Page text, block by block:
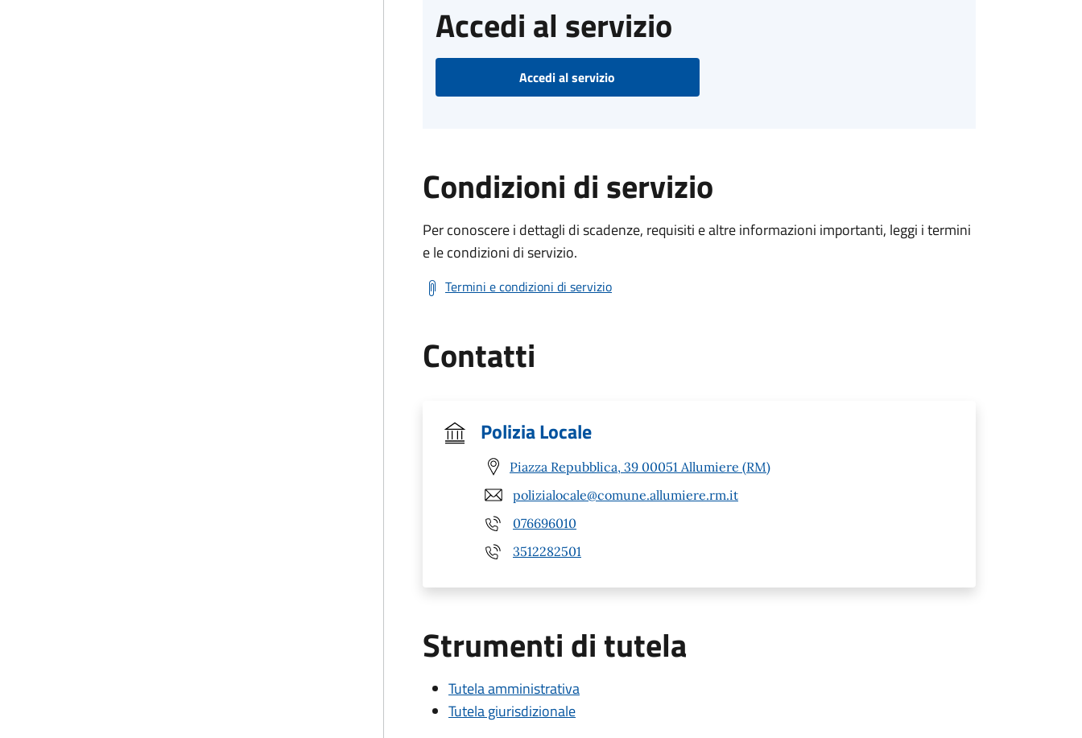
Accedi al servizio
Accedi al servizio
Condizioni di servizio
Per conoscere i dettagli di scadenze, requisiti e altre informazioni importanti, leggi i termini
e le condizioni di servizio.
Termini e condizioni di servizio
Contatti
Polizia Locale
Piazza Repubblica, 39 00051 Allumiere (RM)
polizialocale@comune.allumiere.rm.it
076696010
3512282501
Strumenti di tutela
Tutela amministrativa
Tutela giurisdizionale